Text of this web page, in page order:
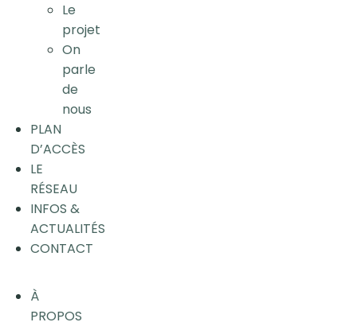
Le
projet
On
parle
de
nous
PLAN
D’ACCÈS
LE
RÉSEAU
INFOS &
ACTUALITÉS
CONTACT
À
PROPOS